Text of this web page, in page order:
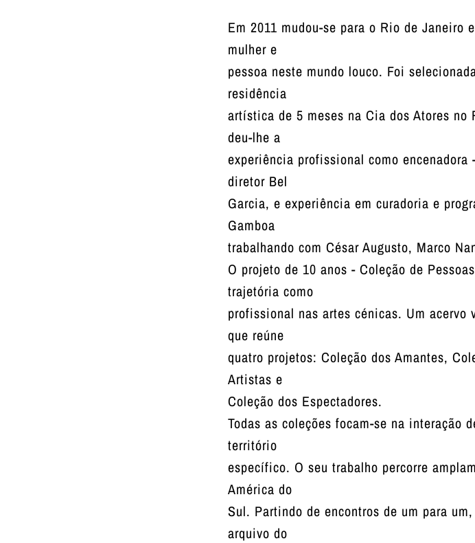
Em 2011 mudou-se para o Rio de
mulher e
pessoa neste mundo louco. Foi
residência
artística de 5 meses na Cia dos Atores
deu-lhe a
experiência profissional como
diretor Bel
Garcia, e experiência em curadoria e
Gamboa
trabalhando com César Augusto, Marco
O projeto de 10 anos - Coleção de
trajetória como
profissional nas artes cénicas. Um
que reúne
quatro projetos: Coleção dos Amantes,
Artistas e
Coleção dos Espectadores.
Todas as coleções focam-se na interação
território
específico. O seu trabalho percorre
América do
Sul. Partindo de encontros de um para
arquivo do